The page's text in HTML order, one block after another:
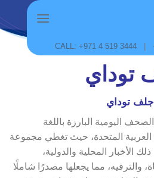
CALL: +971 4 519 3444 |
توداي
توداي
اليومية البارزة باللغة
العربية المتحدة، حيث تغطي مجموعة
الأخبار المحلية والدولية،
والترفيه، مما يجعلها مصدرًا شاملًا